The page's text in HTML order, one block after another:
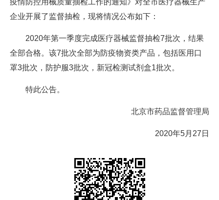
企业开展了监督抽检，现将情况公布如下：
2020年第一季度完成医疗器械监督抽检7批次，结果
全部合格。该7批次全部为防疫物资类产品，包括医用口
罩3批次，防护服3批次，新冠检测试剂盒1批次。
特此公告。
北京市药品监督管理局
2020年5月27日